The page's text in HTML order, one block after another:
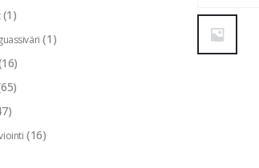
(1)
(1)
(16)